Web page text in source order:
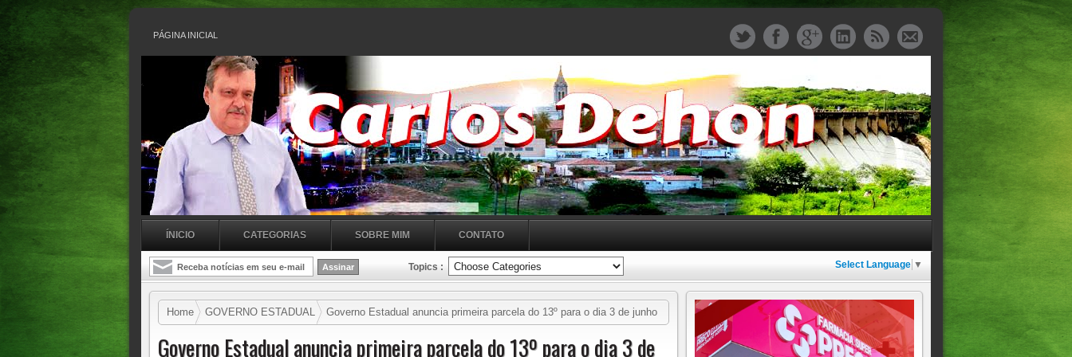
PÁGINA INICIAL
ÍNICIO CATEGORIAS SOBRE MIM CONTATO
Topics : Select Language ▼
Home GOVERNO ESTADUAL Governo Estadual anuncia primeira parcela do 13º para o dia 3 de junho
Governo Estadual anuncia primeira parcela do 13º para o dia 3 de